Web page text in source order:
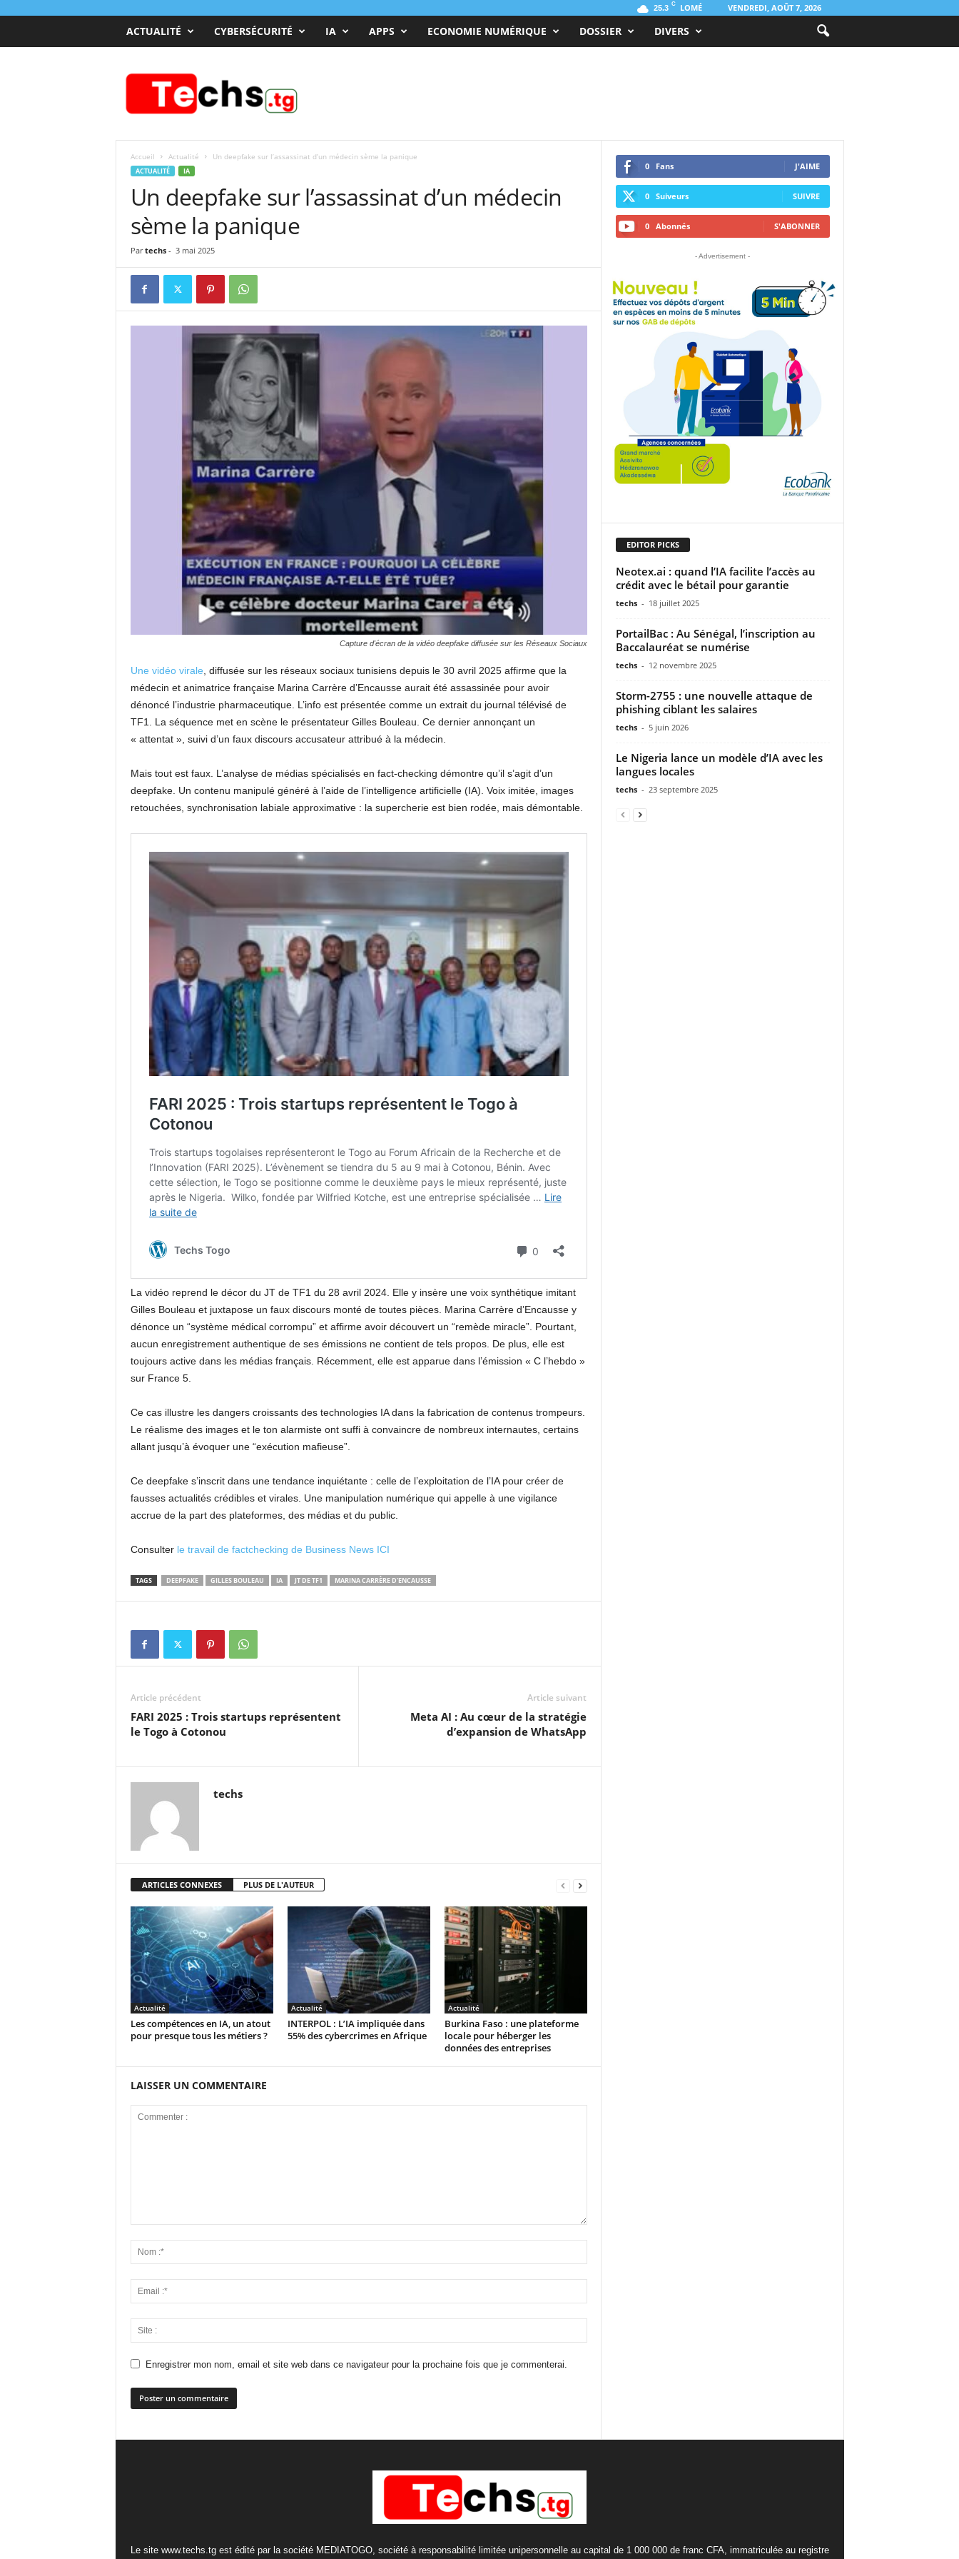
25.3 C LOMÉ VENDREDI, AOÛT 7, 2026
ACTUALITÉ CYBERSÉCURITÉ IA APPS ECONOMIE NUMÉRIQUE DOSSIER DIVERS
Accueil Actualité Un deepfake sur l’assassinat d’un médecin sème la panique
ACTUALITÉ IA
Un deepfake sur l’assassinat d’un médecin
sème la panique
Par techs- 3 mai 2025
Capture d'écran de la vidéo deepfake diffusée sur les Réseaux Sociaux
Une vidéo virale , diffusée sur les réseaux sociaux tunisiens depuis le 30 avril 2025 affirme que la
médecin et animatrice française Marina Carrère d’Encausse aurait été assassinée pour avoir
dénoncé l’industrie pharmaceutique. L’info est présentée comme un extrait du journal télévisé de
TF1. La séquence met en scène le présentateur Gilles Bouleau. Ce dernier annonçant un
« attentat », suivi d’un faux discours accusateur attribué à la médecin.
Mais tout est faux. L’analyse de médias spécialisés en fact-checking démontre qu’il s’agit d’un
deepfake. Un contenu manipulé généré à l’aide de l’intelligence artificielle (IA). Voix imitée, images
retouchées, synchronisation labiale approximative : la supercherie est bien rodée, mais démontable.
La vidéo reprend le décor du JT de TF1 du 28 avril 2024. Elle y insère une voix synthétique imitant
Gilles Bouleau et juxtapose un faux discours monté de toutes pièces. Marina Carrère d’Encausse y
dénonce un “système médical corrompu” et affirme avoir découvert un “remède miracle”. Pourtant,
aucun enregistrement authentique de ses émissions ne contient de tels propos. De plus, elle est
toujours active dans les médias français. Récemment, elle est apparue dans l’émission « C l’hebdo »
sur France 5.
Ce cas illustre les dangers croissants des technologies IA dans la fabrication de contenus trompeurs.
Le réalisme des images et le ton alarmiste ont suffi à convaincre de nombreux internautes, certains
allant jusqu’à évoquer une “exécution mafieuse”.
Ce deepfake s’inscrit dans une tendance inquiétante : celle de l’exploitation de l’IA pour créer de
fausses actualités crédibles et virales. Une manipulation numérique qui appelle à une vigilance
accrue de la part des plateformes, des médias et du public.
Consulter le travail de factchecking de Business News ICI
TAGS DEEPFAKE GILLES BOULEAU IA JT DE TF1 MARINA CARRÈRE D’ENCAUSSE
Article précédent
FARI 2025 : Trois startups représentent
le Togo à Cotonou
Article suivant
Meta AI : Au cœur de la stratégie
d’expansion de WhatsApp
techs
ARTICLES CONNEXES PLUS DE L'AUTEUR
Actualité
Les compétences en IA, un atout
pour presque tous les métiers ?
Actualité
INTERPOL : L’IA impliquée dans
55% des cybercrimes en Afrique
Actualité
Burkina Faso : une plateforme
locale pour héberger les
données des entreprises
LAISSER UN COMMENTAIRE
Enregistrer mon nom, email et site web dans ce navigateur pour la prochaine fois que je commenterai.
0 Fans J'AIME
0 Suiveurs SUIVRE
0 Abonnés S'ABONNER
- Advertisement -
EDITOR PICKS
Neotex.ai : quand l’IA facilite l’accès au
crédit avec le bétail pour garantie
techs - 18 juillet 2025
PortailBac : Au Sénégal, l’inscription au
Baccalauréat se numérise
techs - 12 novembre 2025
Storm-2755 : une nouvelle attaque de
phishing ciblant les salaires
techs - 5 juin 2026
Le Nigeria lance un modèle d’IA avec les
langues locales
techs - 23 septembre 2025
Le site www.techs.tg est édité par la société MEDIATOGO, société à responsabilité limitée unipersonnelle au capital de 1 000 000 de franc CFA, immatriculée au registre